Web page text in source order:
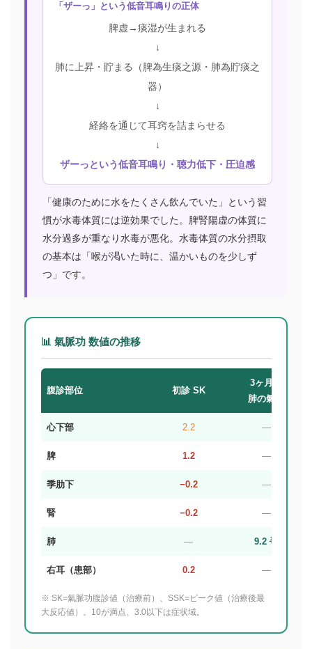
「ザーっ」という低音耳鳴りの正体
脾虚→痰湿が生まれる
↓
肺に上昇・貯まる（脾為生痰之源・肺為貯痰之
器）
↓
経絡を通じて耳窍を詰まらせる
↓
ザーっという低音耳鳴り・聴力低下・圧迫感
「健康のために水をたくさん飲んでいた」という習
慣が水毒体質には逆効果でした。脾腎陽虚の体質に
水分過多が重なり水毒が悪化。水毒体質の水分摂取
の基本は「喉が渇いた時に、温かいものを少しず
つ」です。
📊 氣脈功 数値の推移
腹診部位 初診 SK
3ヶ月後
肺の氣位
心下部 2.2 ―
脾 1.2 ―
季肋下 −0.2 ―
腎 −0.2 ―
肺 ― 9.2 🌟
右耳（患部） 0.2 ―
※ SK=氣脈功腹診値（治療前）、SSK=ピーク値（治療後最
大反応値）。10が満点、3.0以下は症状域。